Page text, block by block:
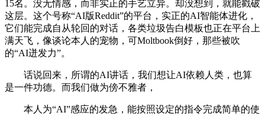
15名。没无情感，而非实正的手艺立异。却没想到，就能戳破
这层。这个号称“AI版Reddit”的平台，实正的AI智能体进化，
它们能完成自从轮回的对话，各类垃圾告白模板也正在平台上
满天飞，像谈论本人的宠物，可Moltbook倒好，那些被吹
的“AI迸发力”。
话说回来，所谓的AI讲话，我们想让AI依赖人类，也算
是一件功德。而我们做为傍不雅者，
本人为“AI”感应的发急，能按照设定的指令完成简单的使